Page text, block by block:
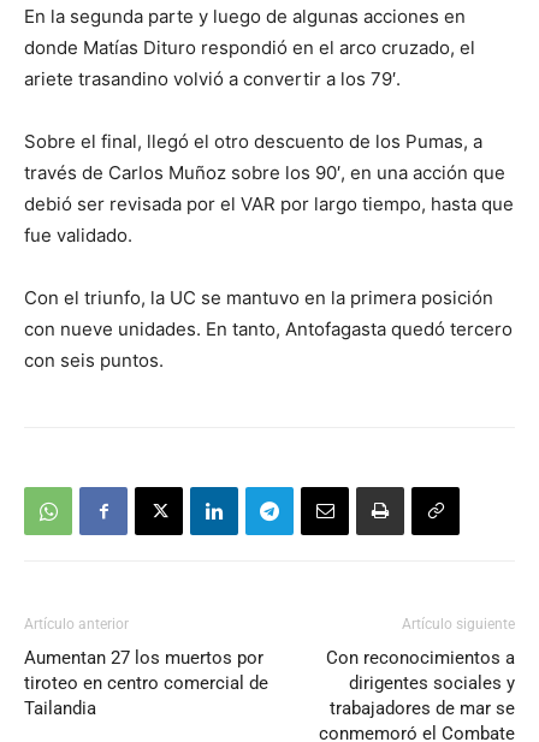
En la segunda parte y luego de algunas acciones en
donde Matías Dituro respondió en el arco cruzado, el
ariete trasandino volvió a convertir a los 79′.
Sobre el final, llegó el otro descuento de los Pumas, a
través de Carlos Muñoz sobre los 90′, en una acción que
debió ser revisada por el VAR por largo tiempo, hasta que
fue validado.
Con el triunfo, la UC se mantuvo en la primera posición
con nueve unidades. En tanto, Antofagasta quedó tercero
con seis puntos.
Artículo anterior
Aumentan 27 los muertos por
tiroteo en centro comercial de
Tailandia
Artículo siguiente
Con reconocimientos a
dirigentes sociales y
trabajadores de mar se
conmemoró el Combate